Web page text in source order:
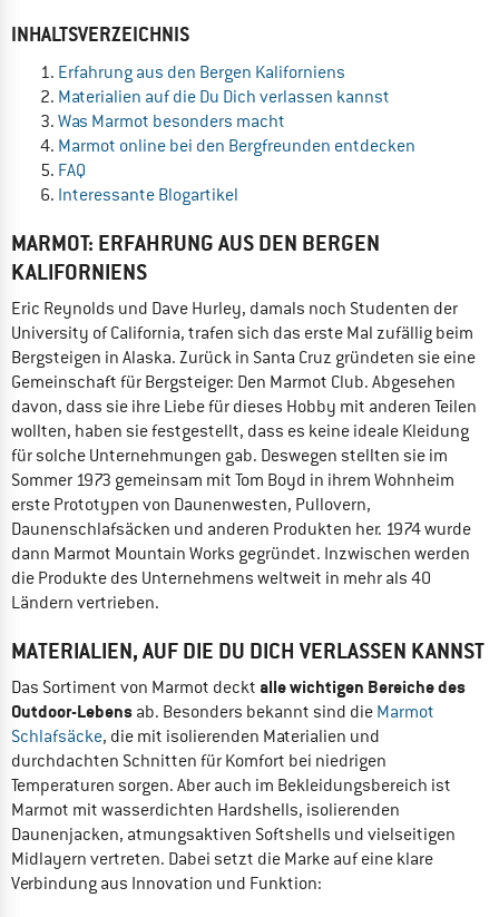
INHALTSVERZEICHNIS
Erfahrung aus den Bergen Kaliforniens
Materialien auf die Du Dich verlassen kannst
Was Marmot besonders macht
Marmot online bei den Bergfreunden entdecken
FAQ
Interessante Blogartikel
MARMOT: ERFAHRUNG AUS DEN BERGEN
KALIFORNIENS
Eric Reynolds und Dave Hurley, damals noch Studenten der
University of California, trafen sich das erste Mal zufällig beim
Bergsteigen in Alaska. Zurück in Santa Cruz gründeten sie eine
Gemeinschaft für Bergsteiger: Den Marmot Club. Abgesehen
davon, dass sie ihre Liebe für dieses Hobby mit anderen Teilen
wollten, haben sie festgestellt, dass es keine ideale Kleidung
für solche Unternehmungen gab. Deswegen stellten sie im
Sommer 1973 gemeinsam mit Tom Boyd in ihrem Wohnheim
erste Prototypen von Daunenwesten, Pullovern,
Daunenschlafsäcken und anderen Produkten her. 1974 wurde
dann Marmot Mountain Works gegründet. Inzwischen werden
die Produkte des Unternehmens weltweit in mehr als 40
Ländern vertrieben.
MATERIALIEN, AUF DIE DU DICH VERLASSEN KANNST
Das Sortiment von Marmot deckt alle wichtigen Bereiche des
Outdoor-Lebens ab. Besonders bekannt sind die Marmot
Schlafsäcke, die mit isolierenden Materialien und
durchdachten Schnitten für Komfort bei niedrigen
Temperaturen sorgen. Aber auch im Bekleidungsbereich ist
Marmot mit wasserdichten Hardshells, isolierenden
Daunenjacken, atmungsaktiven Softshells und vielseitigen
Midlayern vertreten. Dabei setzt die Marke auf eine klare
Verbindung aus Innovation und Funktion: